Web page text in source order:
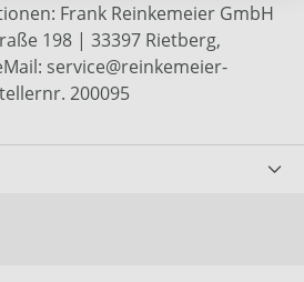
Frank Reinkemeier GmbH
198 | 33397 Rietberg,
service@reinkemeier-
200095